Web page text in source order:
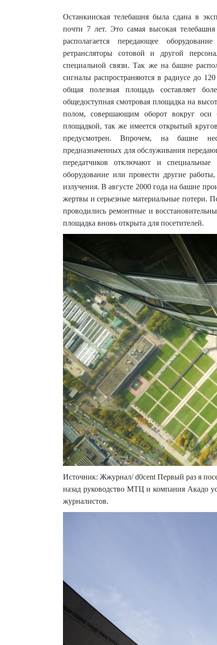
Останкинская телебашня была сдана в
почти 7 лет. Это самая высокая
располагается передающее
ретрансляторы сотовой и другой
специальной связи. Так же на башне
сигналы распространяются в радиусе до
общая полезная площадь составляет
общедоступная смотровая площадка на
полом, совершающим оборот вокруг
площадкой, так же имеется открытый
предусмотрен. Впрочем, на башне
предназначенных для обслуживания
передатчиков отключают и
оборудование или провести другие
излучения. В августе 2000 года на башне
жертвы и серьезные материальные потери.
проводились ремонтные и
площадка вновь открыта для посетителей.
Источник: Жжурнал/ d0cent Первый раз я
назад руководство МТЦ и компания Акадо
журналистов.